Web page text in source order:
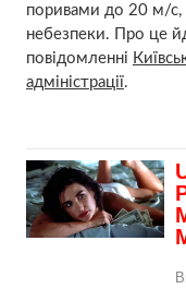
поривами до 20 м/с,
небезпеки. Про це
повідомленні
адміністрації.